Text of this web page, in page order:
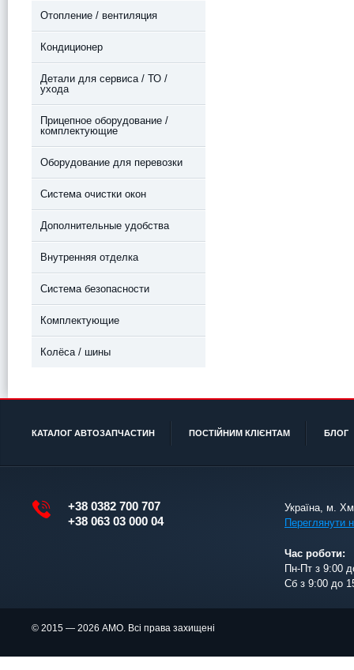
Отопление / вентиляция
Кондиционер
Детали для сервиса / ТО /
ухода
Прицепное оборудование /
комплектующие
Оборудование для перевозки
Система очистки окон
Дополнительные удобства
Внутренняя отделка
Система безопасности
Комплектующие
Колёса / шины
КАТАЛОГ АВТОЗАПЧАСТИН ПОСТІЙНИМ КЛІЄНТАМ БЛОГ
+38 0382 700 707
+38 063 03 000 04
Україна, м.
Переглянути
Час роботи:
Пн-Пт з 9:00
Сб з 9:00 до
© 2015 — 2026 АМО. Всі права захищені